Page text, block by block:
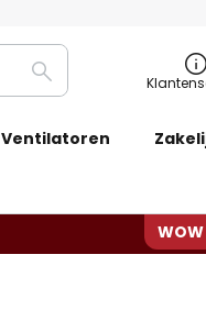
Zoeken
Ventilatoren